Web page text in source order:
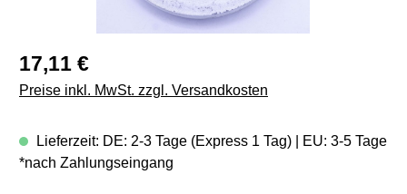
Regulärer Preis:
17,11 €
Preise inkl. MwSt. zzgl. Versandkosten
Lieferzeit: DE: 2-3 Tage (Express 1 Tag) | EU: 3-5 Tage
*nach Zahlungseingang